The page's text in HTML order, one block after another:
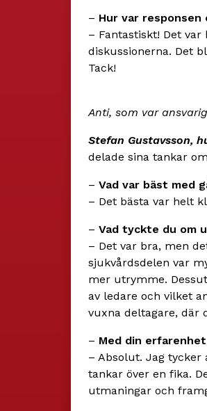
– Hur var responsen
– Fantastiskt! Det
diskussionerna. Det
Tack!
Anti, som var
Stefan Gustavsson,
delade sina tankar
– Vad var bäst med
– Det bästa var helt
– Vad tyckte du om
– Det var bra, men
sjukvårdsdelen var
mer utrymme.
av ledare och vilket
vuxna deltagare, där
– Med din
– Absolut. Jag
tankar över en fika.
utmaningar och